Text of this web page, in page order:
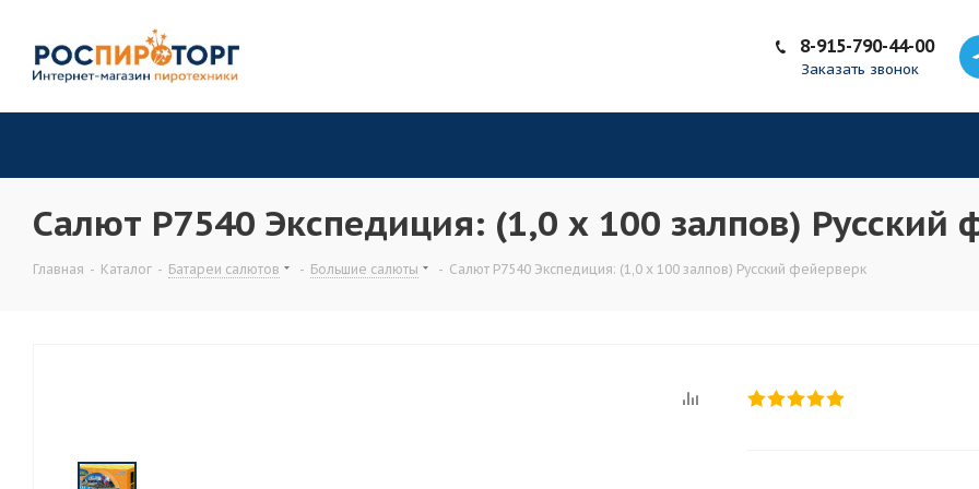
8-915-790-44-00
Заказать звонок
Салют Р7540 Экспедиция: (1,0 х 100 залпов) Русский
Главная - Каталог - Батареи салютов - Большие салюты - Салют Р7540 Экспедиция: (1,0 х 100 залпов) Русский фейерверк